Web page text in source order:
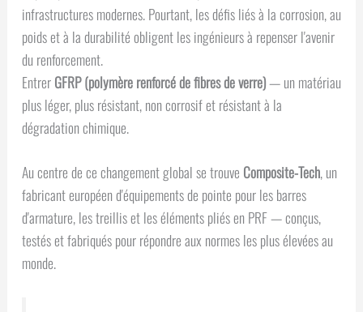
infrastructures modernes. Pourtant, les défis liés à la corrosion, au
poids et à la durabilité obligent les ingénieurs à repenser l'avenir
du renforcement.
EntrerGFRP (polymère renforcé de fibres de verre)— un matériau
plus léger, plus résistant, non corrosif et résistant à la
dégradation chimique.
Au centre de ce changement global se trouve Composite-Tech, un
fabricant européen d'équipements de pointe pour les barres
d'armature, les treillis et les éléments pliés en PRF — conçus,
testés et fabriqués pour répondre aux normes les plus élevées au
monde.